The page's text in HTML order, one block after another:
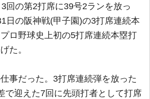
回の第2打席に39号2ランを放っ
日の阪神戦(甲子園)の3打席連続本
ロ野球史上初の5打席連続本塁打
た。
事だった。3打席連続弾を放った
で迎えた7回に先頭打者として打席